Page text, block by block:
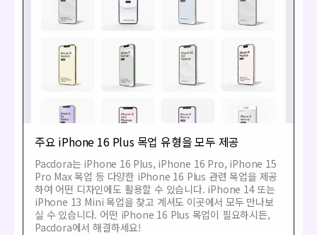
주요 iPhone 16 Plus 목업 유형을 모두 제공
Pacdora는 iPhone 16 Plus, iPhone 16 Pro, iPhone 15
Pro Max 목업 등 다양한 iPhone 16 Plus 관련 목업을 제공
하여 어떤 디자인에도 활용할 수 있습니다. iPhone 14 또는
iPhone 13 Mini 목업을 찾고 계셔도 이곳에서 모두 만나보
실 수 있습니다. 어떤 iPhone 16 Plus 목업이 필요하시든,
Pacdora에서 해결하세요!